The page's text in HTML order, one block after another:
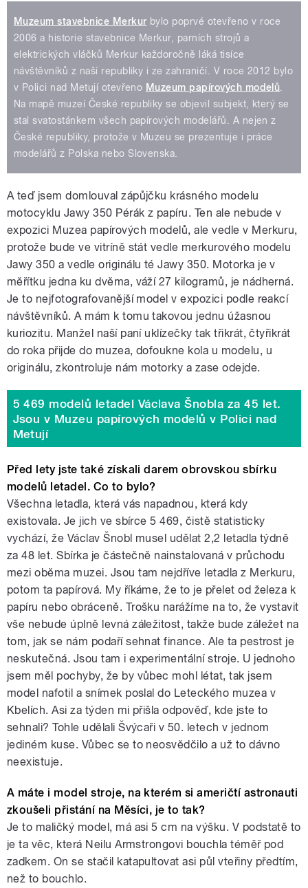
Muzeum stavebnice Merkur bylo poprvé otevřeno v roce
2006 a historie stavebnice Merkur, parních strojů a
elektrických vláčků Merkur každoročně láká tisíce
návštěvníků z naší republiky i ze zahraničí. V roce 2012 bylo
v Polici nad Metují otevřeno Muzeum papírových modelů.
Na mapě muzeí České republiky se objevil subjekt, který se
stal svatostánkem všech papírových modelářů. A nejen z
České republiky, protože v Muzeu se prezentuje i práce
modelářů z Polska nebo Slovenska.
A teď jsem domlouval zápůjčku krásného modelu
motocyklu Jawy 350 Pérák z papíru. Ten ale nebude v
expozici Muzea papírových modelů, ale vedle v Merkuru,
protože bude ve vitríně stát vedle merkurového modelu
Jawy 350 a vedle originálu té Jawy 350. Motorka je v
měřítku jedna ku dvěma, váží 27 kilogramů, je nádherná.
Je to nejfotografovanější model v expozici podle reakcí
návštěvníků. A mám k tomu takovou jednu úžasnou
kuriozitu. Manžel naší paní uklízečky tak třikrát, čtyřikrát
do roka přijde do muzea, dofoukne kola u modelu, u
originálu, zkontroluje nám motorky a zase odejde.
5 469 modelů letadel Václava Šnobla za 45 let.
Jsou v Muzeu papírových modelů v Polici nad
Metují
Před lety jste také získali darem obrovskou sbírku
modelů letadel. Co to bylo?
Všechna letadla, která vás napadnou, která kdy
existovala. Je jich ve sbírce 5 469, čistě statisticky
vychází, že Václav Šnobl musel udělat 2,2 letadla týdně
za 48 let. Sbírka je částečně nainstalovaná v průchodu
mezi oběma muzei. Jsou tam nejdříve letadla z Merkuru,
potom ta papírová. My říkáme, že to je přelet od železa k
papíru nebo obráceně. Trošku narážíme na to, že vystavit
vše nebude úplně levná záležitost, takže bude záležet na
tom, jak se nám podaří sehnat finance. Ale ta pestrost je
neskutečná. Jsou tam i experimentální stroje. U jednoho
jsem měl pochyby, že by vůbec mohl létat, tak jsem
model nafotil a snímek poslal do Leteckého muzea v
Kbelích. Asi za týden mi přišla odpověď, kde jste to
sehnali? Tohle udělali Švýcaři v 50. letech v jednom
jediném kuse. Vůbec se to neosvědčilo a už to dávno
neexistuje.
A máte i model stroje, na kterém si američtí astronauti
zkoušeli přistání na Měsíci, je to tak?
Je to maličký model, má asi 5 cm na výšku. V podstatě to
je ta věc, která Neilu Armstrongovi bouchla téměř pod
zadkem. On se stačil katapultovat asi půl vteřiny předtím,
než to bouchlo.